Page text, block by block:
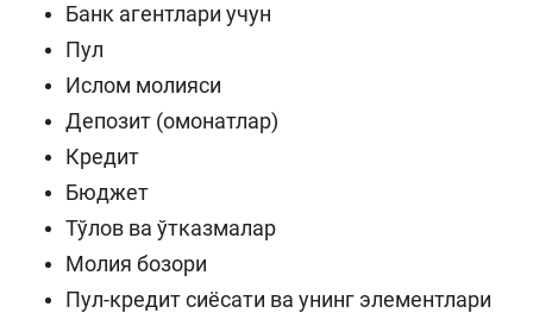
Кенгайтирилган қидирув
Сайт харитаси
Банк агентлари учун
Пул
Ислом молияси
Депозит (омонатлар)
Кредит
Бюджет
Тўлов ва ўтказмалар
Молия бозори
Пул-кредит сиёсати ва унинг элементлари